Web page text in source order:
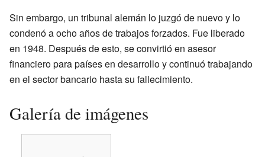
Sin embargo, un tribunal alemán lo juzgó de nuevo y lo
condenó a ocho años de trabajos forzados. Fue liberado
en 1948. Después de esto, se convirtió en asesor
financiero para países en desarrollo y continuó trabajando
en el sector bancario hasta su fallecimiento.
Galería de imágenes